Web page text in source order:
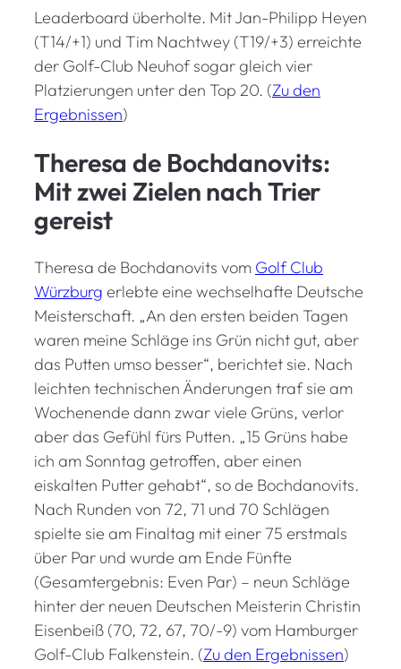
Leaderboard überholte. Mit Jan-Philipp Heyen
(T14/+1) und Tim Nachtwey (T19/+3) erreichte
der Golf-Club Neuhof sogar gleich vier
Platzierungen unter den Top 20. (Zu den
Ergebnissen)
Theresa de Bochdanovits:
Mit zwei Zielen nach Trier
gereist
Theresa de Bochdanovits vom Golf Club
Würzburg erlebte eine wechselhafte Deutsche
Meisterschaft. „An den ersten beiden Tagen
waren meine Schläge ins Grün nicht gut, aber
das Putten umso besser“, berichtet sie. Nach
leichten technischen Änderungen traf sie am
Wochenende dann zwar viele Grüns, verlor
aber das Gefühl fürs Putten. „15 Grüns habe
ich am Sonntag getroffen, aber einen
eiskalten Putter gehabt“, so de Bochdanovits.
Nach Runden von 72, 71 und 70 Schlägen
spielte sie am Finaltag mit einer 75 erstmals
über Par und wurde am Ende Fünfte
(Gesamtergebnis: Even Par) – neun Schläge
hinter der neuen Deutschen Meisterin Christin
Eisenbeiß (70, 72, 67, 70/-9) vom Hamburger
Golf-Club Falkenstein. (Zu den Ergebnissen)